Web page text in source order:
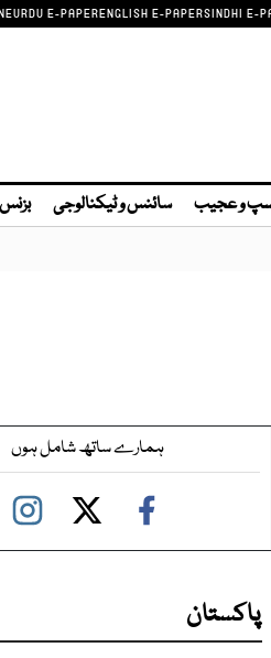
URDU E-PAPERENGLISH E-PAPERSINDHI E-
و عجیب سائنس و ٹیکنالوجی بزنس
ہمارے ساتھ شامل ہوں
پاکستان